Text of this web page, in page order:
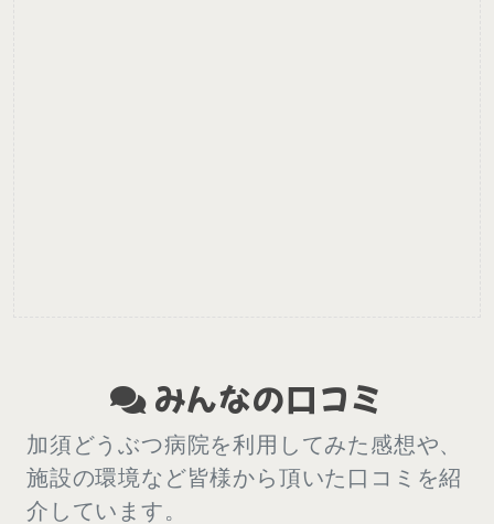
みんなの口コミ
加須どうぶつ病院を利用してみた感想や、
施設の環境など皆様から頂いた口コミを紹
介しています。